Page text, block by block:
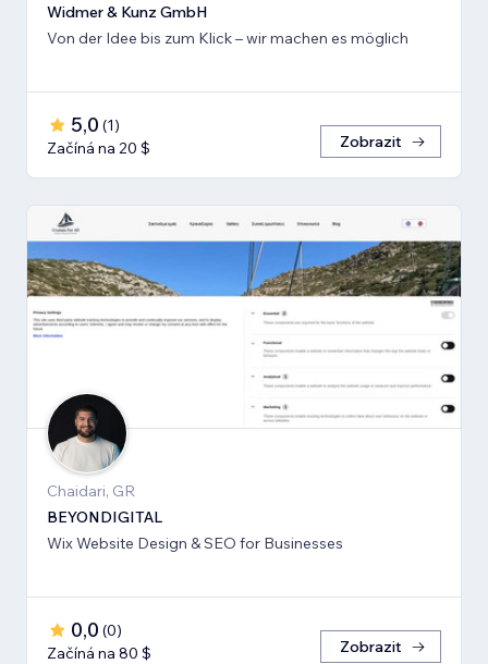
Widmer & Kunz GmbH
Von der Idee bis zum Klick – wir machen es möglich
5,0 (1)
Začíná na 20 $
Zobrazit
Chaidari, GR
BEYONDIGITAL
Wix Website Design & SEO for Businesses
0,0 (0)
Začíná na 80 $
Zobrazit